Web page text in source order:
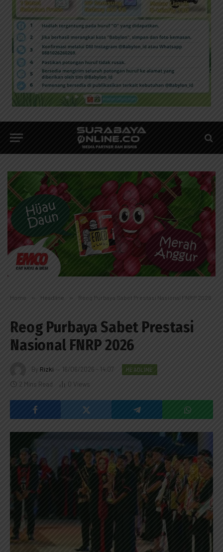
Home » Headline » Reog Purbaya Sabet Prestasi Nasional FNRP 2026
Reog Purbaya Sabet Prestasi
Nasional FNRP 2026
By Rizki 16/06/2026 - 14:07 HEADLINE
2 Mins Read 0 Views